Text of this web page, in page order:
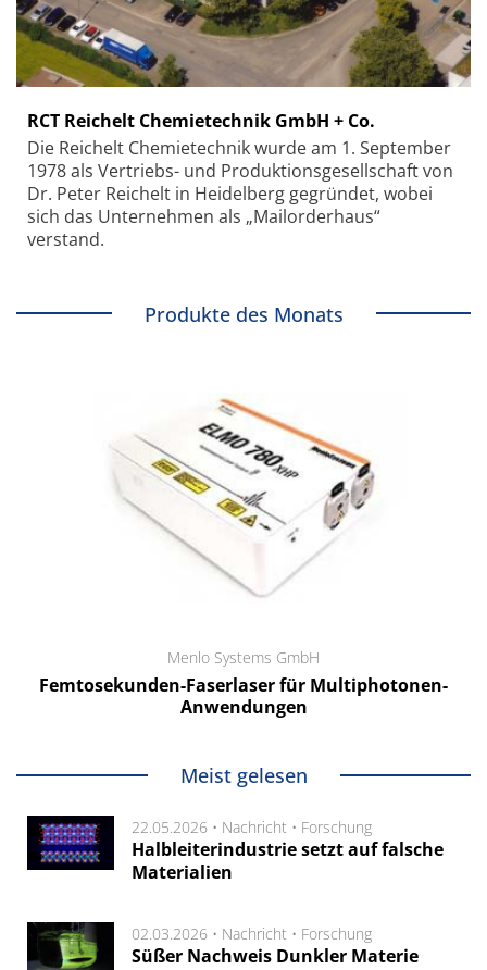
RCT Reichelt Chemietechnik GmbH + Co.
Die Reichelt Chemietechnik wurde am 1. September
1978 als Vertriebs- und Produktionsgesellschaft von
Dr. Peter Reichelt in Heidelberg gegründet, wobei
sich das Unternehmen als „Mailorderhaus“
verstand.
Produkte des Monats
Menlo Systems GmbH
Femtosekunden-Faserlaser für Multiphotonen-
Anwendungen
Meist gelesen
22.05.2026 • Nachricht • Forschung
Halbleiterindustrie setzt auf falsche
Materialien
02.03.2026 • Nachricht • Forschung
Süßer Nachweis Dunkler Materie